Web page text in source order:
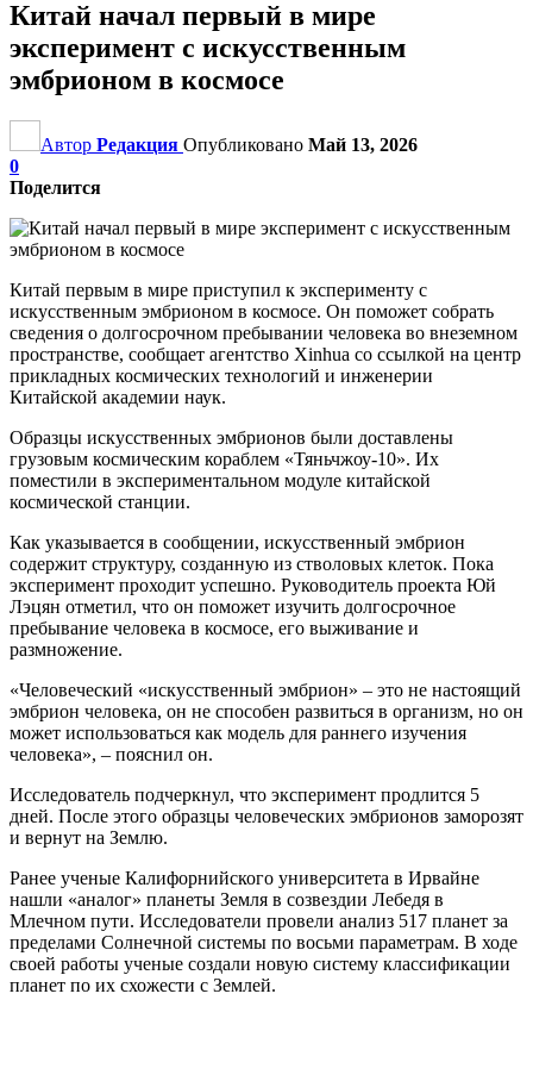
Китай начал первый в мире
эксперимент с искусственным
эмбрионом в космосе
Автор Редакция Опубликовано Май 13, 2026
0
Поделится
Китай первым в мире приступил к эксперименту с
искусственным эмбрионом в космосе. Он поможет собрать
сведения о долгосрочном пребывании человека во внеземном
пространстве, сообщает агентство Xinhua со ссылкой на центр
прикладных космических технологий и инженерии
Китайской академии наук.
Образцы искусственных эмбрионов были доставлены
грузовым космическим кораблем «Тяньчжоу-10». Их
поместили в экспериментальном модуле китайской
космической станции.
Как указывается в сообщении, искусственный эмбрион
содержит структуру, созданную из стволовых клеток. Пока
эксперимент проходит успешно. Руководитель проекта Юй
Лэцян отметил, что он поможет изучить долгосрочное
пребывание человека в космосе, его выживание и
размножение.
«Человеческий «искусственный эмбрион» – это не настоящий
эмбрион человека, он не способен развиться в организм, но он
может использоваться как модель для раннего изучения
человека», – пояснил он.
Исследователь подчеркнул, что эксперимент продлится 5
дней. После этого образцы человеческих эмбрионов заморозят
и вернут на Землю.
Ранее ученые Калифорнийского университета в Ирвайне
нашли «аналог» планеты Земля в созвездии Лебедя в
Млечном пути. Исследователи провели анализ 517 планет за
пределами Солнечной системы по восьми параметрам. В ходе
своей работы ученые создали новую систему классификации
планет по их схожести с Землей.